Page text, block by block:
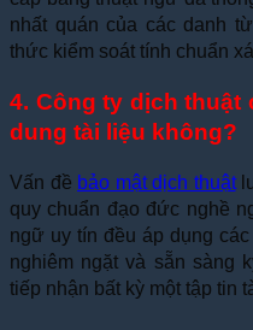
nhất quán của các danh
thức kiểm soát tính chuẩn
4. Công ty dịch thuật
dung tài liệu không?
Vấn đề bảo mật dịch thuật
quy chuẩn đạo đức nghề
ngữ uy tín đều áp dụng
nghiêm ngặt và sẵn sàng
tiếp nhận bất kỳ một tập tin